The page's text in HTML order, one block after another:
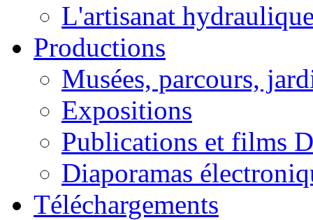
L'artisanat
Productions
Musées, parcours,
Expositions
Publications et films
Diaporamas
Téléchargements